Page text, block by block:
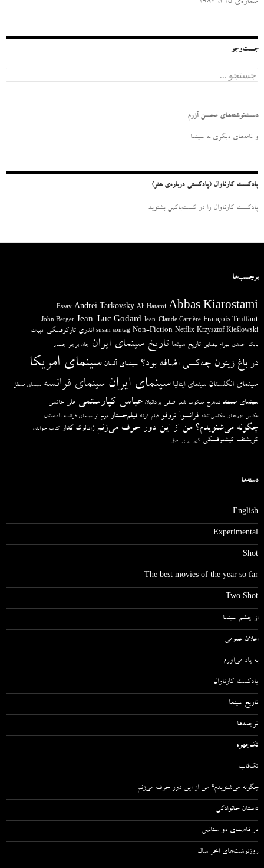
جست‌وجو
ج
س
و
ر
دست‌نوشته‌های محسن آزرم
و نامه‌‌های دیگری به سینما
پادکست کارناوال (پادکستی درباره‌ی هنر)
پادکست کارناوال را در کست‌باکس بشنوید.
برچسب‌ها
Abbas Kiarostami
Ali Hatami
Andrei Tarkovsky
Essay
François Truffaut
Jean-Claude Carrière
Jean-Luc Godard
John Berger
Krzysztof Kieślowski
Netflix
Non-Fiction
susan sontag آندری تارکوفسکی ادبیات
بابک احمدی بهرام بیضایی تاریخ سینما تاریخ سینمای ایران جان برجر جستار
در باغ زیتون چه‌کسی اضافه بود؟ سینمای آلمان سینمای امریکا
سینمای انگلستان سینمای ایتالیا سینمای ایران سینمای فرانسه سینمای مستقل
سینمای مستند شاهرخ مسکوب شعر صفی یزدانیان عباس کیارستمی علی حاتمی
عکاس دوره‌های عکاسی‌نشده فرانسوآ تروفو فیلم کوتاه فیلم‌جستار موج نو سینمای فرانسه ناداستان
چگونه می‌شنویدم؟ من از این دور حرف می‌زنم ژان‌لوک گدار کتاب خواندن
کریشتف کیشلوفسکی کپی برابر اصل
دسته‌ها
English
Experimental
Shot
The best movies of the year so far
Two Shot
از چشم سینما
اعلان عمومی
به یاد می‌آورم
پادکست کارناوال
تاریخ سینما
ترجمه‌ها
تک‌چهره
تک‌قاب
چگونه می‌شنویدم؟ من از این دور حرف می‌زنم
داستان خانوادگی
در فاصله‌ی دو سئانس
روزنوشت‌های آخر سال